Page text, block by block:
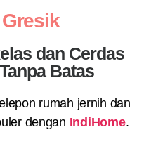
dan Cerdas
Batas
rumah jernih dan
dengan IndiHome.